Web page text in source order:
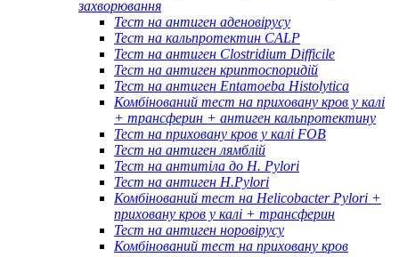
захворювання
Тест на антиген аденовірусу
Тест на кальпротектин CALP
Тест на антиген Clostridium Difficile
Тест на антиген криптоспоридій
Тест на антиген Entamoeba Histolytica
Комбінований тест на приховану кров у калі
+ трансферин + антиген кальпротектину
Тест на приховану кров у калі FOB
Тест на антиген лямблій
Тест на антитіла до H. Pylori
Тест на антиген H.Pylori
Комбінований тест на Helicobacter Pylori +
приховану кров у калі + трансферин
Тест на антиген норовірусу
Комбінований тест на приховану кров